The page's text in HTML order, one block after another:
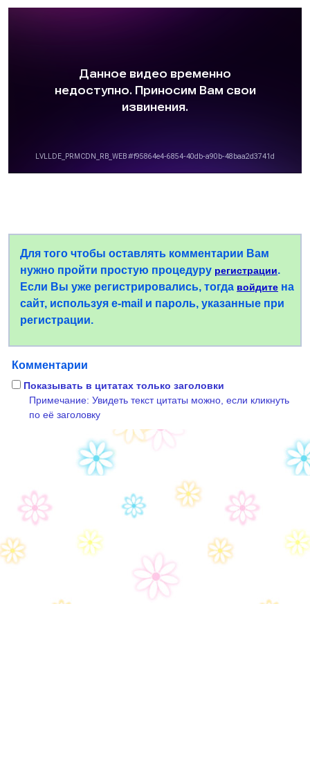
Для того чтобы оставлять комментарии Вам
нужно пройти простую процедуру регистрации.
Если Вы уже регистрировались, тогда войдите на
сайт, используя e-mail и пароль, указанные при
регистрации.
Комментарии
Показывать в цитатах только заголовки
Примечание: Увидеть текст цитаты можно, если кликнуть
по её заголовку